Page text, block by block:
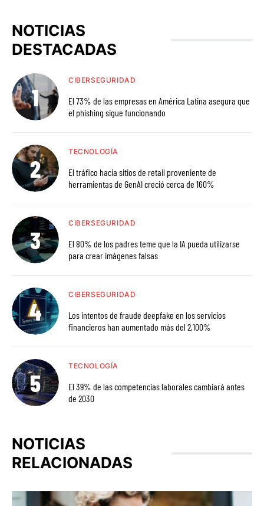
NOTICIAS
DESTACADAS
CIBERSEGURIDAD
El 73% de las empresas en América Latina asegura que
el phishing sigue funcionando
TECNOLOGÍA
El tráfico hacia sitios de retail proveniente de
herramientas de GenAI creció cerca de 160%
CIBERSEGURIDAD
El 80% de los padres teme que la IA pueda utilizarse
para crear imágenes falsas
CIBERSEGURIDAD
Los intentos de fraude deepfake en los servicios
financieros han aumentado más del 2,100%
TECNOLOGÍA
El 39% de las competencias laborales cambiará antes
de 2030
NOTICIAS
RELACIONADAS